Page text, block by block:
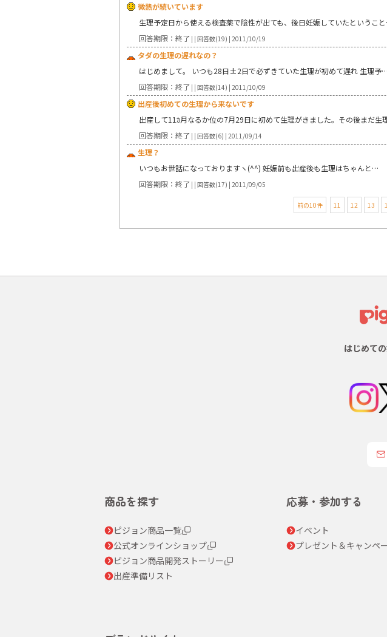
微熱が続いています
生理予定日から使える検査薬で陰性が出ても、後日妊娠していたというこ
回答期限：終了 | | 回答数(19) | 2011/10/19
タダの生理の遅れなの？
はじめまして。 いつも28日±2日で必ずきていた生理が初めて遅れ 生理予…
回答期限：終了 | | 回答数(14) | 2011/10/09
出産後初めての生理から来ないです
出産して11ｶ月なるか位の7月29日に初めて生理がきました。その後まだ生
回答期限：終了 | | 回答数(6) | 2011/09/14
生理？
いつもお世話になっておりますヽ(^^) 妊娠前も出産後も生理はちゃんと…
回答期限：終了 | | 回答数(17) | 2011/09/05
前の10件 11 12 13
はじめて
商品を探す
ピジョン商品一覧
公式オンラインショップ
ピジョン商品開発ストーリー
出産準備リスト
応募・参加する
イベント
プレゼント＆キャンペ